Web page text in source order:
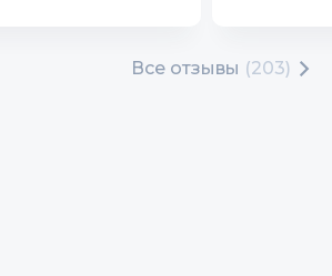
Все отзывы (203)